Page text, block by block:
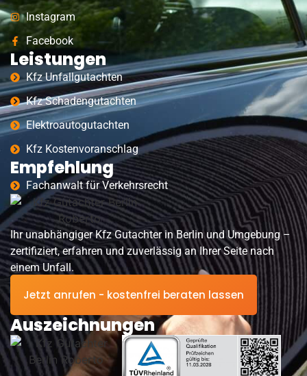
Instagram
Facebook
Leistungen
Kfz Unfallgutachten
Kfz Schadengutachten
Elektroautogutachten
Kfz Kostenvoranschlag
Empfehlung
Fachanwalt für Verkehrsrecht
Ihr unabhängiger Kfz Gutachter in Berlin und Umgebung –
zertifiziert, erfahren und zuverlässig an Ihrer Seite nach
einem Unfall.
Jetzt anrufen - kostenfrei beraten lassen
Auszeichnungen